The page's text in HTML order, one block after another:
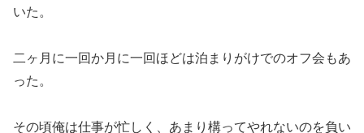
いた。
二ヶ月に一回か月に一回ほどは泊まりがけでのオフ会もあ
った。
その頃俺は仕事が忙しく、あまり構ってやれないのを負い